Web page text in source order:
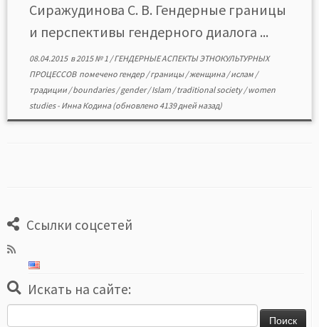
Сиражудинова С. В. Гендерные границы
и перспективы гендерного диалога ...
08.04.2015в2015 № 1 /ГЕНДЕРНЫЕ АСПЕКТЫ ЭТНОКУЛЬТУРНЫХ
ПРОЦЕССОВ помечено гендер /границы/женщина/ислам /
традиции /boundaries/gender/Islam /traditional society/women
studies- Инна Кодина(обновлено 4139 дней назад)
Ссылки соцсетей
Искать на сайте: